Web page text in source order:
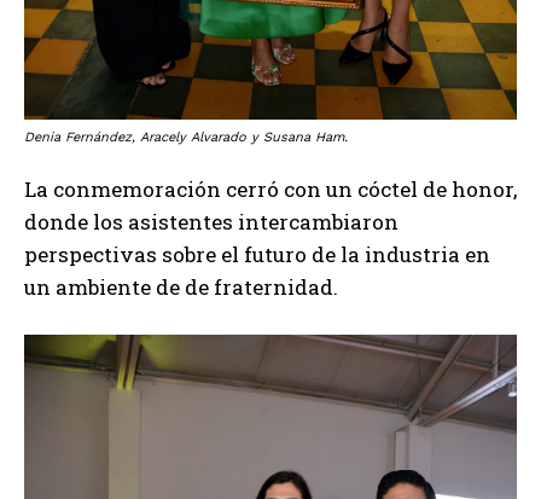
Denia Fernández, Aracely Alvarado y Susana Ham.
La conmemoración cerró con un cóctel de honor,
donde los asistentes intercambiaron
perspectivas sobre el futuro de la industria en
un ambiente de de fraternidad.